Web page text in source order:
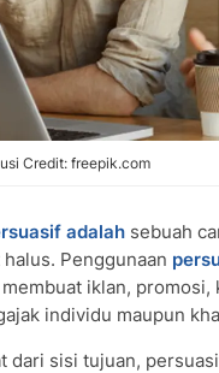
Credit: freepik.com
adalah sebuah
Penggunaan
iklan,
individu maupun
dari sisi tujuan,